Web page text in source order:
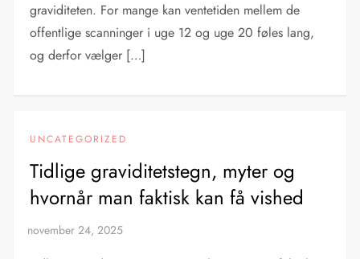
graviditeten. For mange kan ventetiden mellem de
offentlige scanninger i uge 12 og uge 20 føles lang,
og derfor vælger […]
UNCATEGORIZED
Tidlige graviditetstegn, myter og
hvornår man faktisk kan få vished